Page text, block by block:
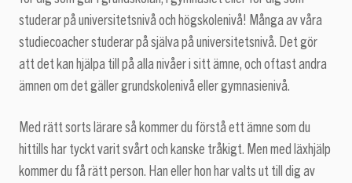
studerar på universitetsnivå och högskolenivå! Många av våra
studiecoacher studerar på själva på universitetsnivå. Det gör
att det kan hjälpa till på alla nivåer i sitt ämne, och oftast andra
ämnen om det gäller grundskolenivå eller gymnasienivå.
Med rätt sorts lärare så kommer du förstå ett ämne som du
hittills har tyckt varit svårt och kanske tråkigt. Men med läxhjälp
kommer du få rätt person. Han eller hon har valts ut till dig av